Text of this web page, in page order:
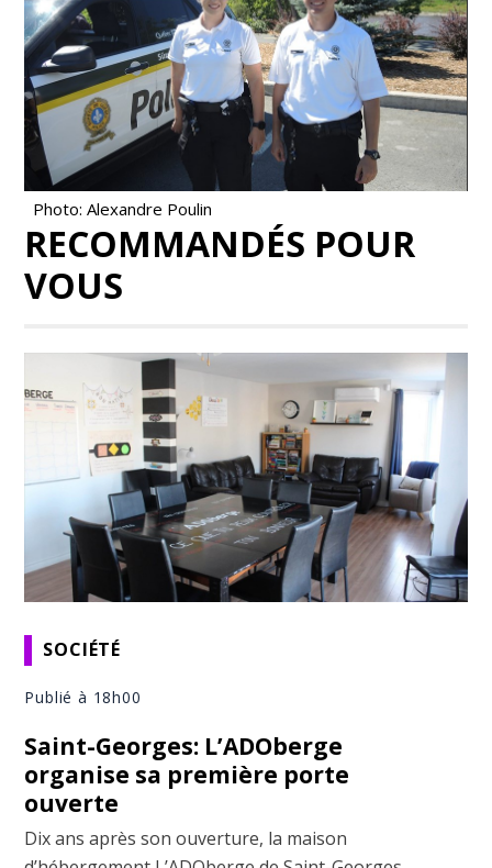
Photo: Alexandre Poulin
RECOMMANDÉS POUR
VOUS
SOCIÉTÉ
Publié à 18h00
Saint-Georges: L’ADOberge
organise sa première porte
ouverte
Dix ans après son ouverture, la maison